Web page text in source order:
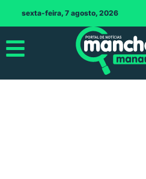
sexta-feira, 7 agosto, 2026